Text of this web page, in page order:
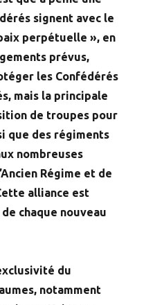
signent avec le
perpétuelle », en
prévus,
les Confédérés
mais la principale
de troupes pour
que des régiments
nombreuses
Régime et de
alliance est
chaque nouveau
du
notamment